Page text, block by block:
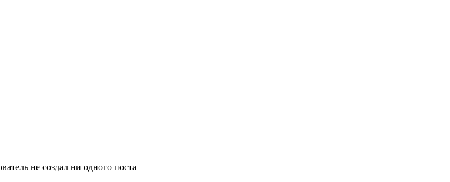
не создал ни одного поста